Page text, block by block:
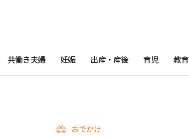
共働き夫婦 妊娠 出産・産後 育児 教育
おでかけ